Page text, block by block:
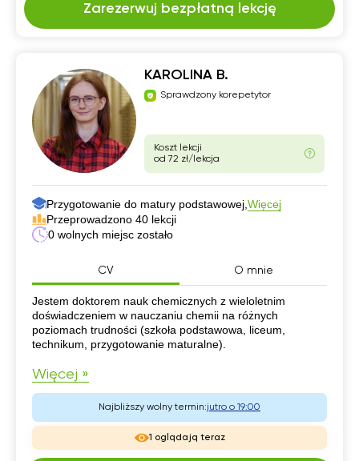
Zarezerwuj bezpłatną lekcję
KAROLINA B.
Sprawdzony korepetytor
Koszt lekcji
od 72 zł/lekcja
Przygotowanie do matury podstawowej, Więcej
Przeprowadzono 40 lekcji
0 wolnych miejsc zostało
CV O mnie
CV
Jestem doktorem nauk chemicznych z wieloletnim
doświadczeniem w nauczaniu chemii na różnych
poziomach trudności (szkoła podstawowa, liceum,
technikum, przygotowanie maturalne).
Więcej »
Najbliższy wolny termin:jutro o 19:00
1 oglądają teraz